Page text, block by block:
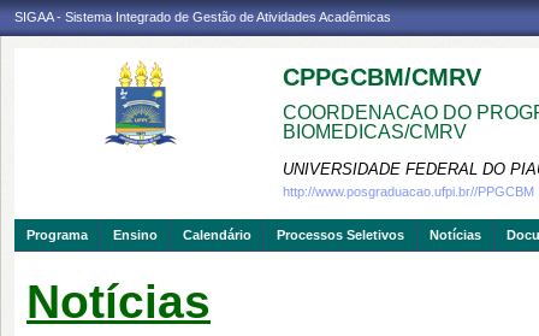
SIGAA - Sistema Integrado de Gestão de Atividades Acadêmicas
CPPGCBM/CMRV
COORDENACAO DO
BIOMEDICAS/CMRV
UNIVERSIDADE FEDERAL DO
http://www.posgraduacao.ufpi.br//PPGCBM
Programa Ensino Calendário Processos Seletivos Notícias
Notícias